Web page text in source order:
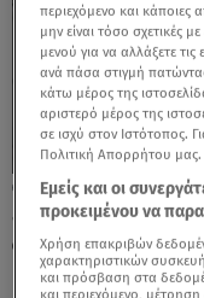
06.02.25, 11:29
«Μάλλον είμαι
Φιλιππίδη -
περιεχόμενο και κάποιες
μην είναι τόσο σχετικές
μενού για να αλλάξετε
ανά πάσα στιγμή
κάτω μέρος της
αριστερό μέρος της
σε ισχύ στον Ιστότοπος.
Πολιτική Απορρήτου μας.
Εμείς και οι
προκειμένου να
Χρήση επακριβών
χαρακτηριστικών
και πρόσβαση στα
και περιεχόμενο,